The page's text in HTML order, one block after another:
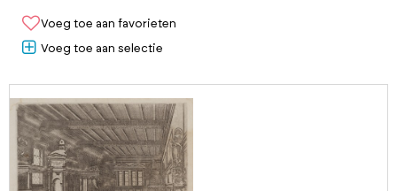
Voeg toe aan favorieten
Voeg toe aan selectie